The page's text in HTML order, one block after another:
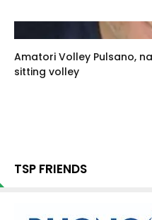
Amatori Volley Pulsano,
sitting volley
TSP FRIENDS